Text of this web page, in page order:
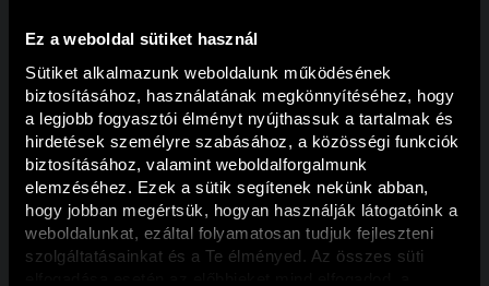
Ez a weboldal sütiket használ
Sütiket alkalmazunk weboldalunk működésének
biztosításához, használatának megkönnyítéséhez, hogy
a legjobb fogyasztói élményt nyújthassuk a tartalmak és
hirdetések személyre szabásához, a közösségi funkciók
biztosításához, valamint weboldalforgalmunk
elemzéséhez. Ezek a sütik segítenek nekünk abban,
hogy jobban megértsük, hogyan használják látogatóink a
weboldalunkat, ezáltal folyamatosan tudjuk fejleszteni
szolgáltatásainkat és a Te élményed. Az összes süti
Játékosnak egymást követően 500 olyan
sikeresen lezárult pörgetést kell teljesítenie,
amelyekkel egyetlen alkalommal sem nyert
szabadjátékot.*
A feltételt bármelyik játékon teljesítheti, de az
500 pörgetést ugyanazon a játékon kell
lejátszania. Abban az esetben, ha a Játékos a
pörgetések közben játékot vált vagy
szabadjátékot kap, a számláló újraindul.
*3 darab scatter szimbólumnak kell megjelennie
a képernyőn ahhoz, hogy a Játékos